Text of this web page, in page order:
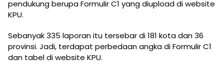
pendukung berupa Formulir C1 yang diupload di website
KPU.
Sebanyak 335 laporan itu tersebar di 181 kota dan 36
provinsi. Jadi, terdapat perbedaan angka di Formulir C1
dan tabel di website KPU.